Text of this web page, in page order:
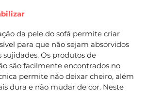
da pele do sofá permite criar
para que não sejam absorvidos
Os produtos de
são facilmente encontrados no
permite não deixar cheiro, além
dura e não mudar de cor. Neste